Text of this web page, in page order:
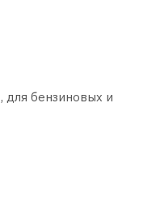
для бензиновых и
в